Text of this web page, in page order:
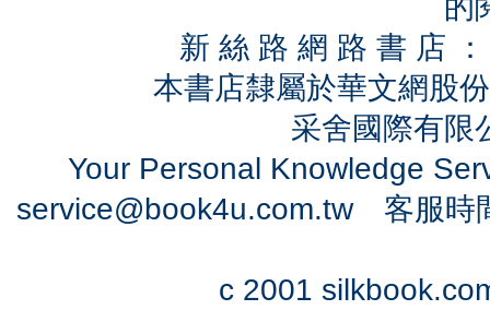
新 絲 路 網 路 書 店
本書店隸屬於華文網股
采舍國際有
Your Personal Knowledge
service@book4u.com.tw客服時
c 2001